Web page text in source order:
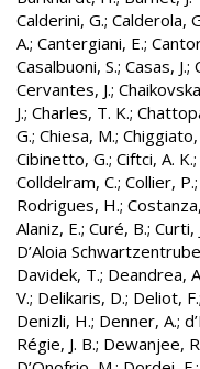
Calderini, G.; Calderola,
A.; Cantergiani, E.;
Casalbuoni, S.; Casas, J.;
Cervantes, J.;
J.; Charles, T. K.;
G.; Chiesa, M.; Chiggiato,
Cibinetto, G.; Ciftci, A. K.;
Colldelram, C.; Collier, P.;
Rodrigues, H.;
Alaniz, E.; Curé, B.; Curti,
D’Aloia
Davidek, T.; Deandrea,
V.; Delikaris, D.; Deliot, F.;
Denizli, H.; Denner, A.;
Régie, J. B.; Dewanjee,